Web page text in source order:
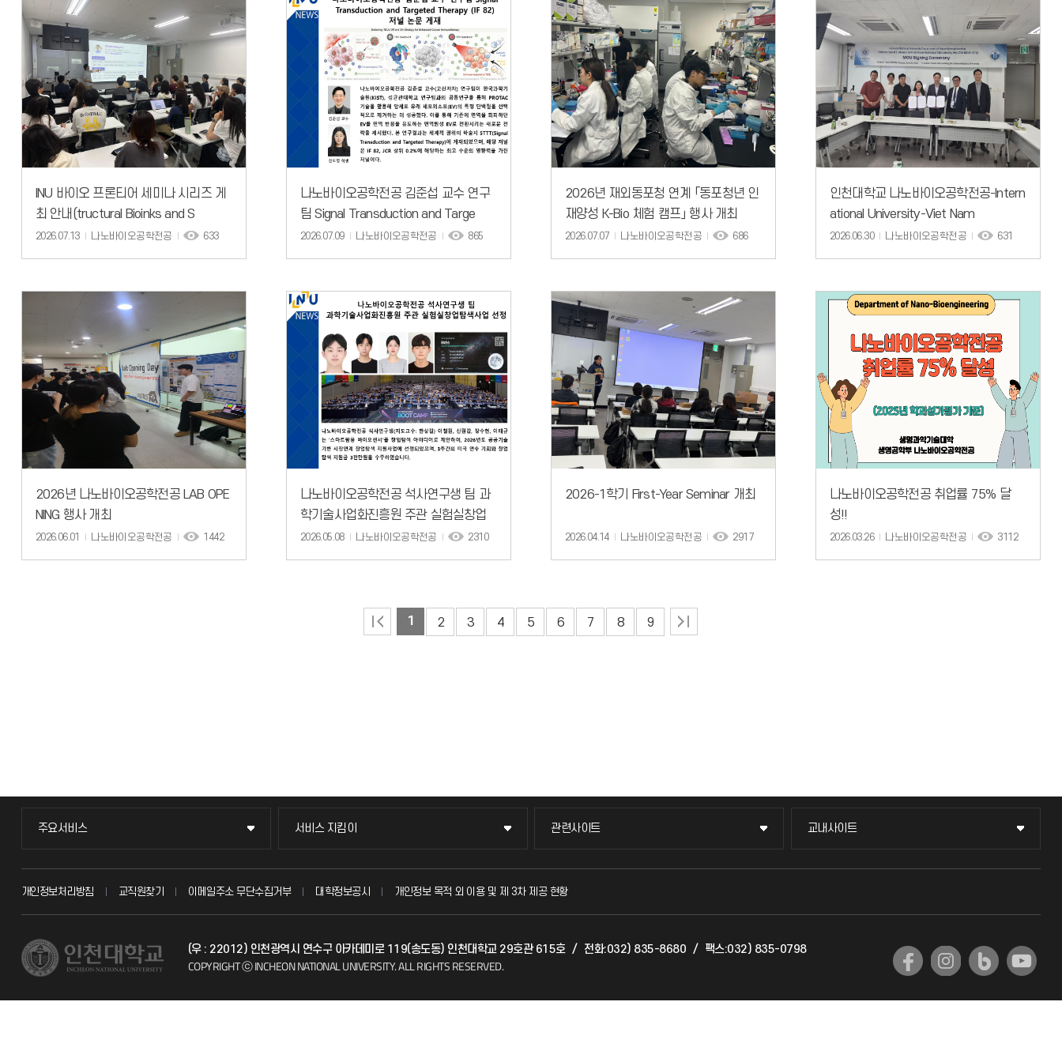
INU 바이오 프론티어 세미나 시리즈 게
최 안내(tructural Bioinks and S
2026.07.13 나노바이오공학전공 633
나노바이오공학전공 김준섭 교수 연구
팀 Signal Transduction and Targe
2026.07.09 나노바이오공학전공 865
2026년 재외동포청 연계 「동포청년 인
재양성 K-Bio 체험 캠프」 행사 개최
2026.07.07 나노바이오공학전공 686
인천대학교 나노바이오공학전공-Intern
ational University-Viet Nam
2026.06.30 나노바이오공학전공 631
2026년 나노바이오공학전공 LAB OPE
NING 행사 개최
2026.06.01 나노바이오공학전공 1442
나노바이오공학전공 석사연구생 팀 과
학기술사업화진흥원 주관 실험실창업
탐색사업 선정
2026.05.08 나노바이오공학전공 2310
2026-1학기 First-Year Seminar 개최
2026.04.14 나노바이오공학전공 2917
나노바이오공학전공 취업률 75% 달
성!!
2026.03.26 나노바이오공학전공 3112
1 2 3 4 5 6 7 8 9
주요서비스
주요서비스
교무회의방송
시설예약
서비스 지킴이
서비스 지킴이
묻고 답하기
자주 묻는 질문(FAQ)
관련사이트
관련사이트
국방헬프콜
산학협력단
교내사이트
교내사이트
교수회
개인정보처리방침 교직원찾기 이메일주소 무단수집거부 대학정보공시 개인정보 목적 외 이용 및 제 3차 제공 현황
(우 : 22012) 인천광역시 연수구 아카데미로 119(송도동) 인천대학교 29호관 615호 / 전화:032) 835-8680 / 팩스:032) 835-0798
COPYRIGHT ⓒ INCHEON NATIONAL UNIVERSITY.ALL RIGHTS RESERVED.